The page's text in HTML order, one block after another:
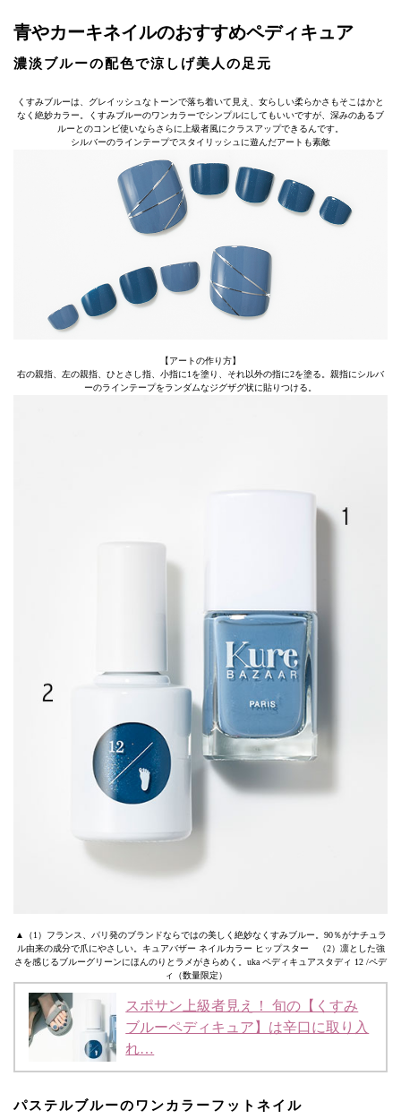
青やカーキネイルのおすすめペディキュア
濃淡ブルーの配色で涼しげ美人の足元
くすみブルーは、グレイッシュなトーンで落ち着いて見え、女らしい柔らかさもそこはかと
なく絶妙カラー。くすみブルーのワンカラーでシンプルにしてもいいですが、深みのあるブ
ルーとのコンビ使いならさらに上級者風にクラスアップできるんです。
シルバーのラインテープでスタイリッシュに遊んだアートも素敵
【アートの作り方】
右の親指、左の親指、ひとさし指、小指に1を塗り、それ以外の指に2を塗る。親指にシルバ
ーのラインテープをランダムなジグザグ状に貼りつける。
▲（1）フランス、パリ発のブランドならではの美しく絶妙なくすみブルー。90％がナチュラ
ル由来の成分で爪にやさしい。キュアバザー ネイルカラー ヒップスター （2）凛とした強
さを感じるブルーグリーンにほんのりとラメがきらめく。uka ペディキュアスタディ 12 /ペデ
ィ（数量限定）
スポサン上級者見え！ 旬の【くすみ
ブルーペディキュア】は辛口に取り入
れ…
パステルブルーのワンカラーフットネイル